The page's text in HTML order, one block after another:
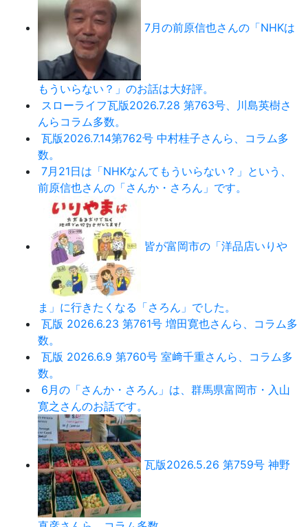
7月の前原信也さんの「NHKは
もういらない？」のお話は大好評。
スローライフ瓦版2026.7.28 第763号、川島英樹さ
んらコラム多数。
瓦版2026.7.14第762号 中村桂子さんら、コラム多
数。
7月21日は「NHKなんてもういらない？」という、
前原信也さんの「さんか・さろん」です。
皆が富岡市の「洋品店いりや
ま」に行きたくなる「さろん」でした。
瓦版 2026.6.23 第761号 増田寛也さんら、コラム多
数。
瓦版 2026.6.9 第760号 室﨑千重さんら、コラム多
数。
6月の「さんか・さろん」は、群馬県富岡市・入山
寛之さんのお話です。
瓦版2026.5.26 第759号 神野